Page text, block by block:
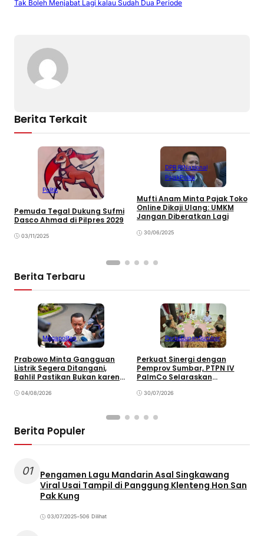
n
k
Tak Boleh Menjabat Lagi kalau Sudah Dua Periode
Berita Terkait
Politik
Pemuda Tegal Dukung Sufmi
Dasco Ahmad di Pilpres 2029
03/11/2025
DPR RINasional
PajakPolitik
Mufti Anam Minta Pajak Toko
Online Dikaji Ulang: UMKM
Jangan Diberatkan Lagi
30/06/2025
Berita Terbaru
Megapolitan
Prabowo Minta Gangguan
Listrik Segera Ditangani,
Bahlil Pastikan Bukan karena
04/08/2026
PerkebunanSumbar
Perkuat Sinergi dengan
Pemprov Sumbar, PTPN IV
PalmCo Selaraskan
Pembangunan Daerah
30/07/2026
Berita Populer
01
Pengamen Lagu Mandarin Asal Singkawang
Viral Usai Tampil di Panggung Klenteng Hon San
Pak Kung
03/07/2025•506 Dilihat